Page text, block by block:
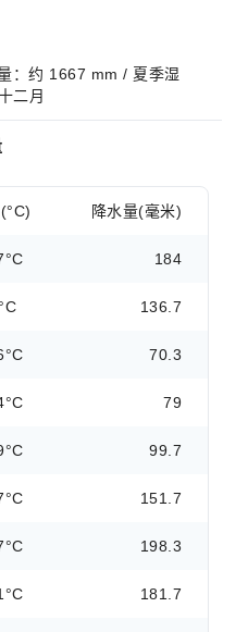
：约 1667 mm / 夏季湿
二月
降水量(毫米)
184
136.7
70.3
79
99.7
151.7
198.3
181.7